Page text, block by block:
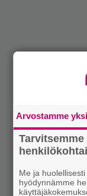
Arvostamme
Me ja
hyödynnämme